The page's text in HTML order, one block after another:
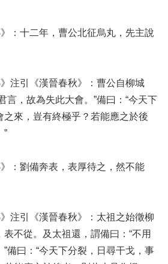
》：十二年，曹公北征烏丸，先主說
》注引《漢晉春秋》：曹公自柳城
言，故為失此大會。”備曰：“今天下
之來，豈有終極乎？若能應之於後
”
》：劉備奔表，表厚待之，然不能
》注引《漢晉春秋》：太祖之始徵柳
不從。及太祖還，謂備曰：“不用
備曰：“今天下分裂，日尋干戈，事